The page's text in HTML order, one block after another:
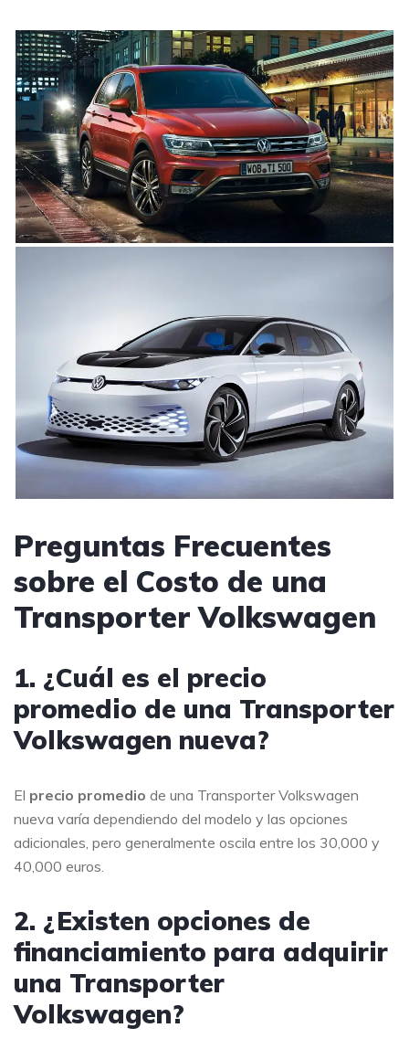
Preguntas Frecuentes
sobre el Costo de una
Transporter Volkswagen
1. ¿Cuál es el precio
promedio de una Transporter
Volkswagen nueva?
El precio promedio de una Transporter Volkswagen
nueva varía dependiendo del modelo y las opciones
adicionales, pero generalmente oscila entre los 30,000 y
40,000 euros.
2. ¿Existen opciones de
financiamiento para adquirir
una Transporter
Volkswagen?